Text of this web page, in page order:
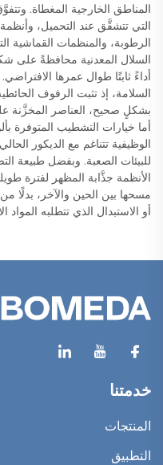
المناطق الخارجية المغطاة.
التي تتشقَّق عند التحميل،
الرطوبة، والمنظمات القماشية
السلال المعدنية محافظةً على
أداءً ثابتًا طوال عمرها
السلامة، إذ تثبت الرفوف
بشكلٍ صحيح، العناصر المخزَّنة
أما خيارات التشطيب المتوفرة
الوظيفية تتناغم مع الديكور
للبيئات الصعبة. وبفضل طبيعة
الأنظمة جذَّابة المظهر لفترة
مسحها بين الحين والآخر، بدلًا من
أو الاستبدال الذي تتطلبه
خدمتنا
المنتجات
التطبيق